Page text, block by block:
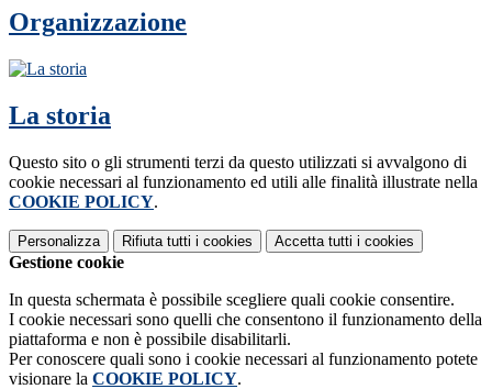
Organizzazione
La storia
Questo sito o gli strumenti terzi da questo utilizzati si avvalgono di
cookie necessari al funzionamento ed utili alle finalità illustrate nella
COOKIE POLICY.
Personalizza Rifiuta tutti i cookies Accetta tutti i cookies
Gestione cookie
In questa schermata è possibile scegliere quali cookie consentire.
I cookie necessari sono quelli che consentono il funzionamento della
piattaforma e non è possibile disabilitarli.
Per conoscere quali sono i cookie necessari al funzionamento potete
visionare la COOKIE POLICY.